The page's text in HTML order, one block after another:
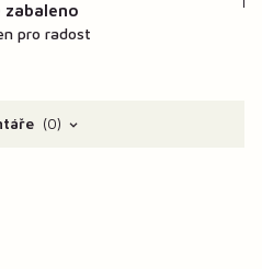
zabaleno
pro radost
0